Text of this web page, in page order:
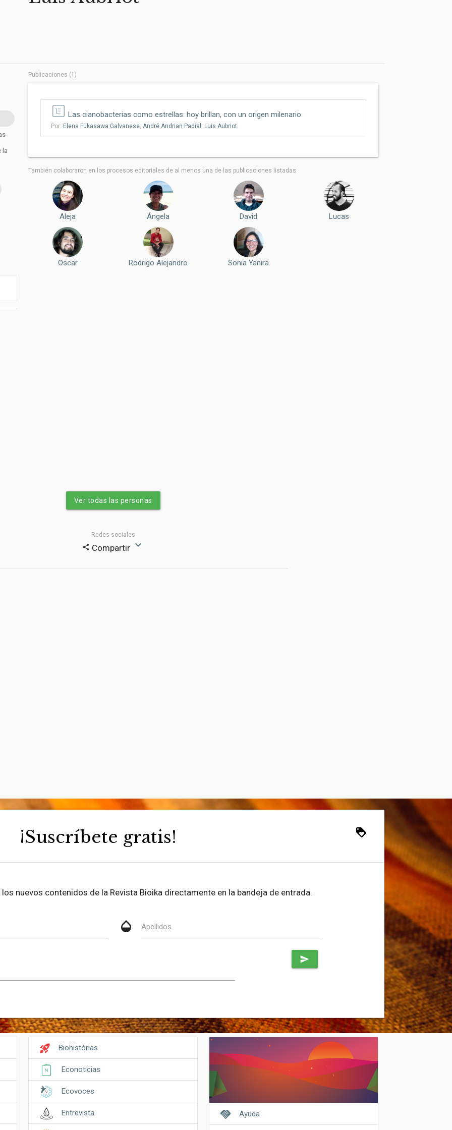
la
Publicaciones (1)
Las cianobacterias como estrellas: hoy brillan, con un origen milenario
Por: Elena Fukasawa Galvanese André Andrian Padial Luis Aubriot
También colaboraron ​​en los procesos editoriales de al menos una de las publicaciones listadas
Aleja Ángela David Lucas
Oscar Rodrigo Alejandro Sonia Yanira
Ver todas las personas
Redes sociales
share Compartir expand_more
loyalty
¡Suscríbete gratis!
los nuevos contenidos de la Revista Bioika directamente en la bandeja de entrada.
opacity Apellidos
send
rocket_launch Biohistórias
Econoticias
Ecovoces
Entrevista handshake Ayuda